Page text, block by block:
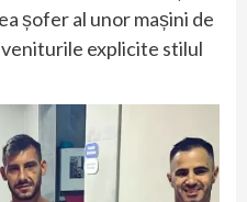
șofer al unor mașini de
explicite stilul